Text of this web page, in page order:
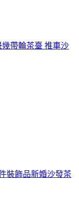
帶輪茶臺 推車沙
裝飾品新婚沙發茶